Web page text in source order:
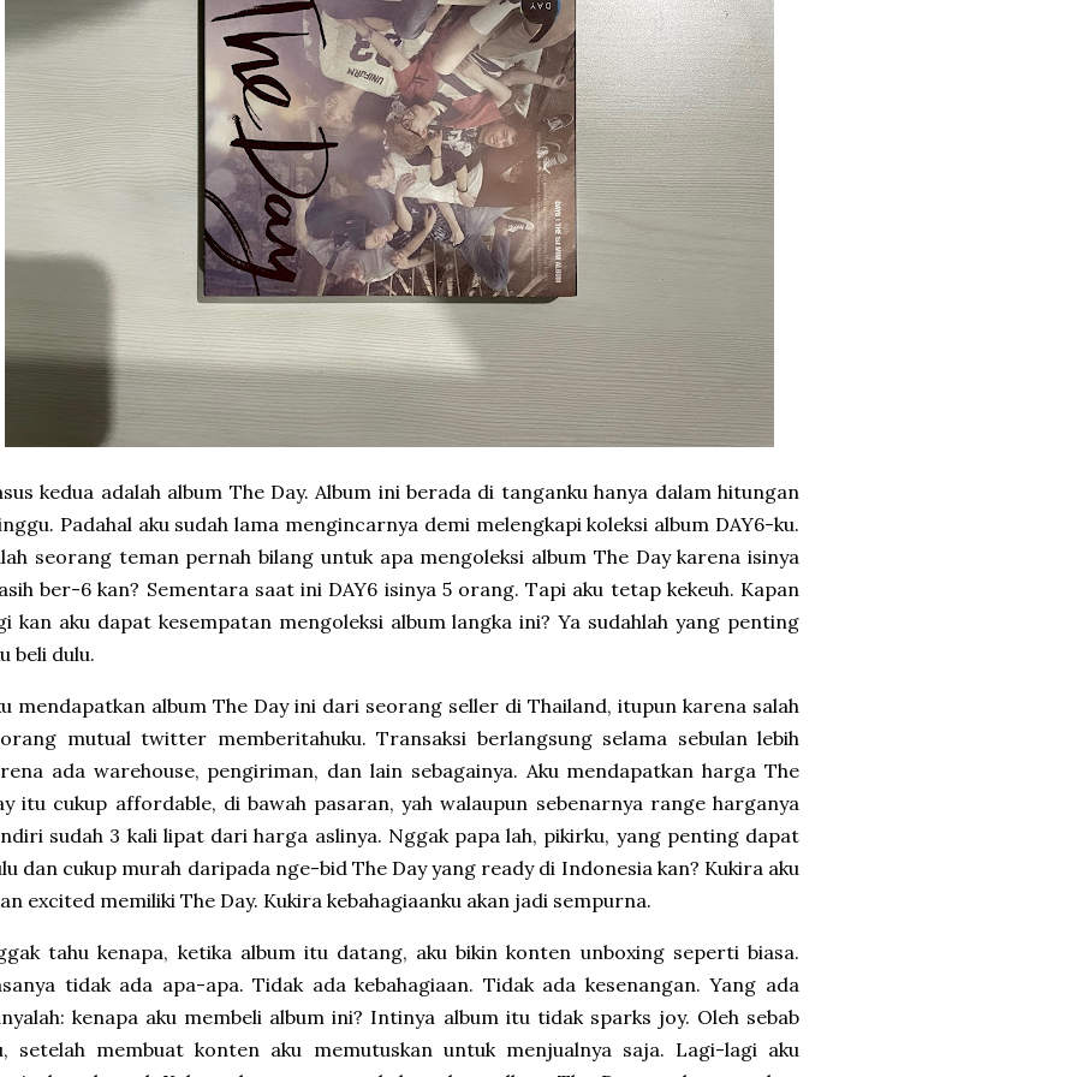
kedua adalah album The Day. Album ini berada di tanganku hanya dalam hitungan
Padahal aku sudah lama mengincarnya demi melengkapi koleksi album DAY6-ku.
seorang teman pernah bilang untuk apa mengoleksi album The Day karena isinya
ber-6 kan? Sementara saat ini DAY6 isinya 5 orang. Tapi aku tetap kekeuh. Kapan
kan aku dapat kesempatan mengoleksi album langka ini? Ya sudahlah yang penting
beli dulu.
mendapatkan album The Day ini dari seorang seller di Thailand, itupun karena salah
mutual twitter memberitahuku. Transaksi berlangsung selama sebulan lebih
ada warehouse, pengiriman, dan lain sebagainya. Aku mendapatkan harga The
itu cukup affordable, di bawah pasaran, yah walaupun sebenarnya range harganya
sudah 3 kali lipat dari harga aslinya. Nggak papa lah, pikirku, yang penting dapat
dan cukup murah daripada nge-bid The Day yang ready di Indonesia kan? Kukira aku
excited memiliki The Day. Kukira kebahagiaanku akan jadi sempurna.
tahu kenapa, ketika album itu datang, aku bikin konten unboxing seperti biasa.
tidak ada apa-apa. Tidak ada kebahagiaan. Tidak ada kesenangan. Yang ada
kenapa aku membeli album ini? Intinya album itu tidak sparks joy. Oleh sebab
setelah membuat konten aku memutuskan untuk menjualnya saja. Lagi-lagi aku